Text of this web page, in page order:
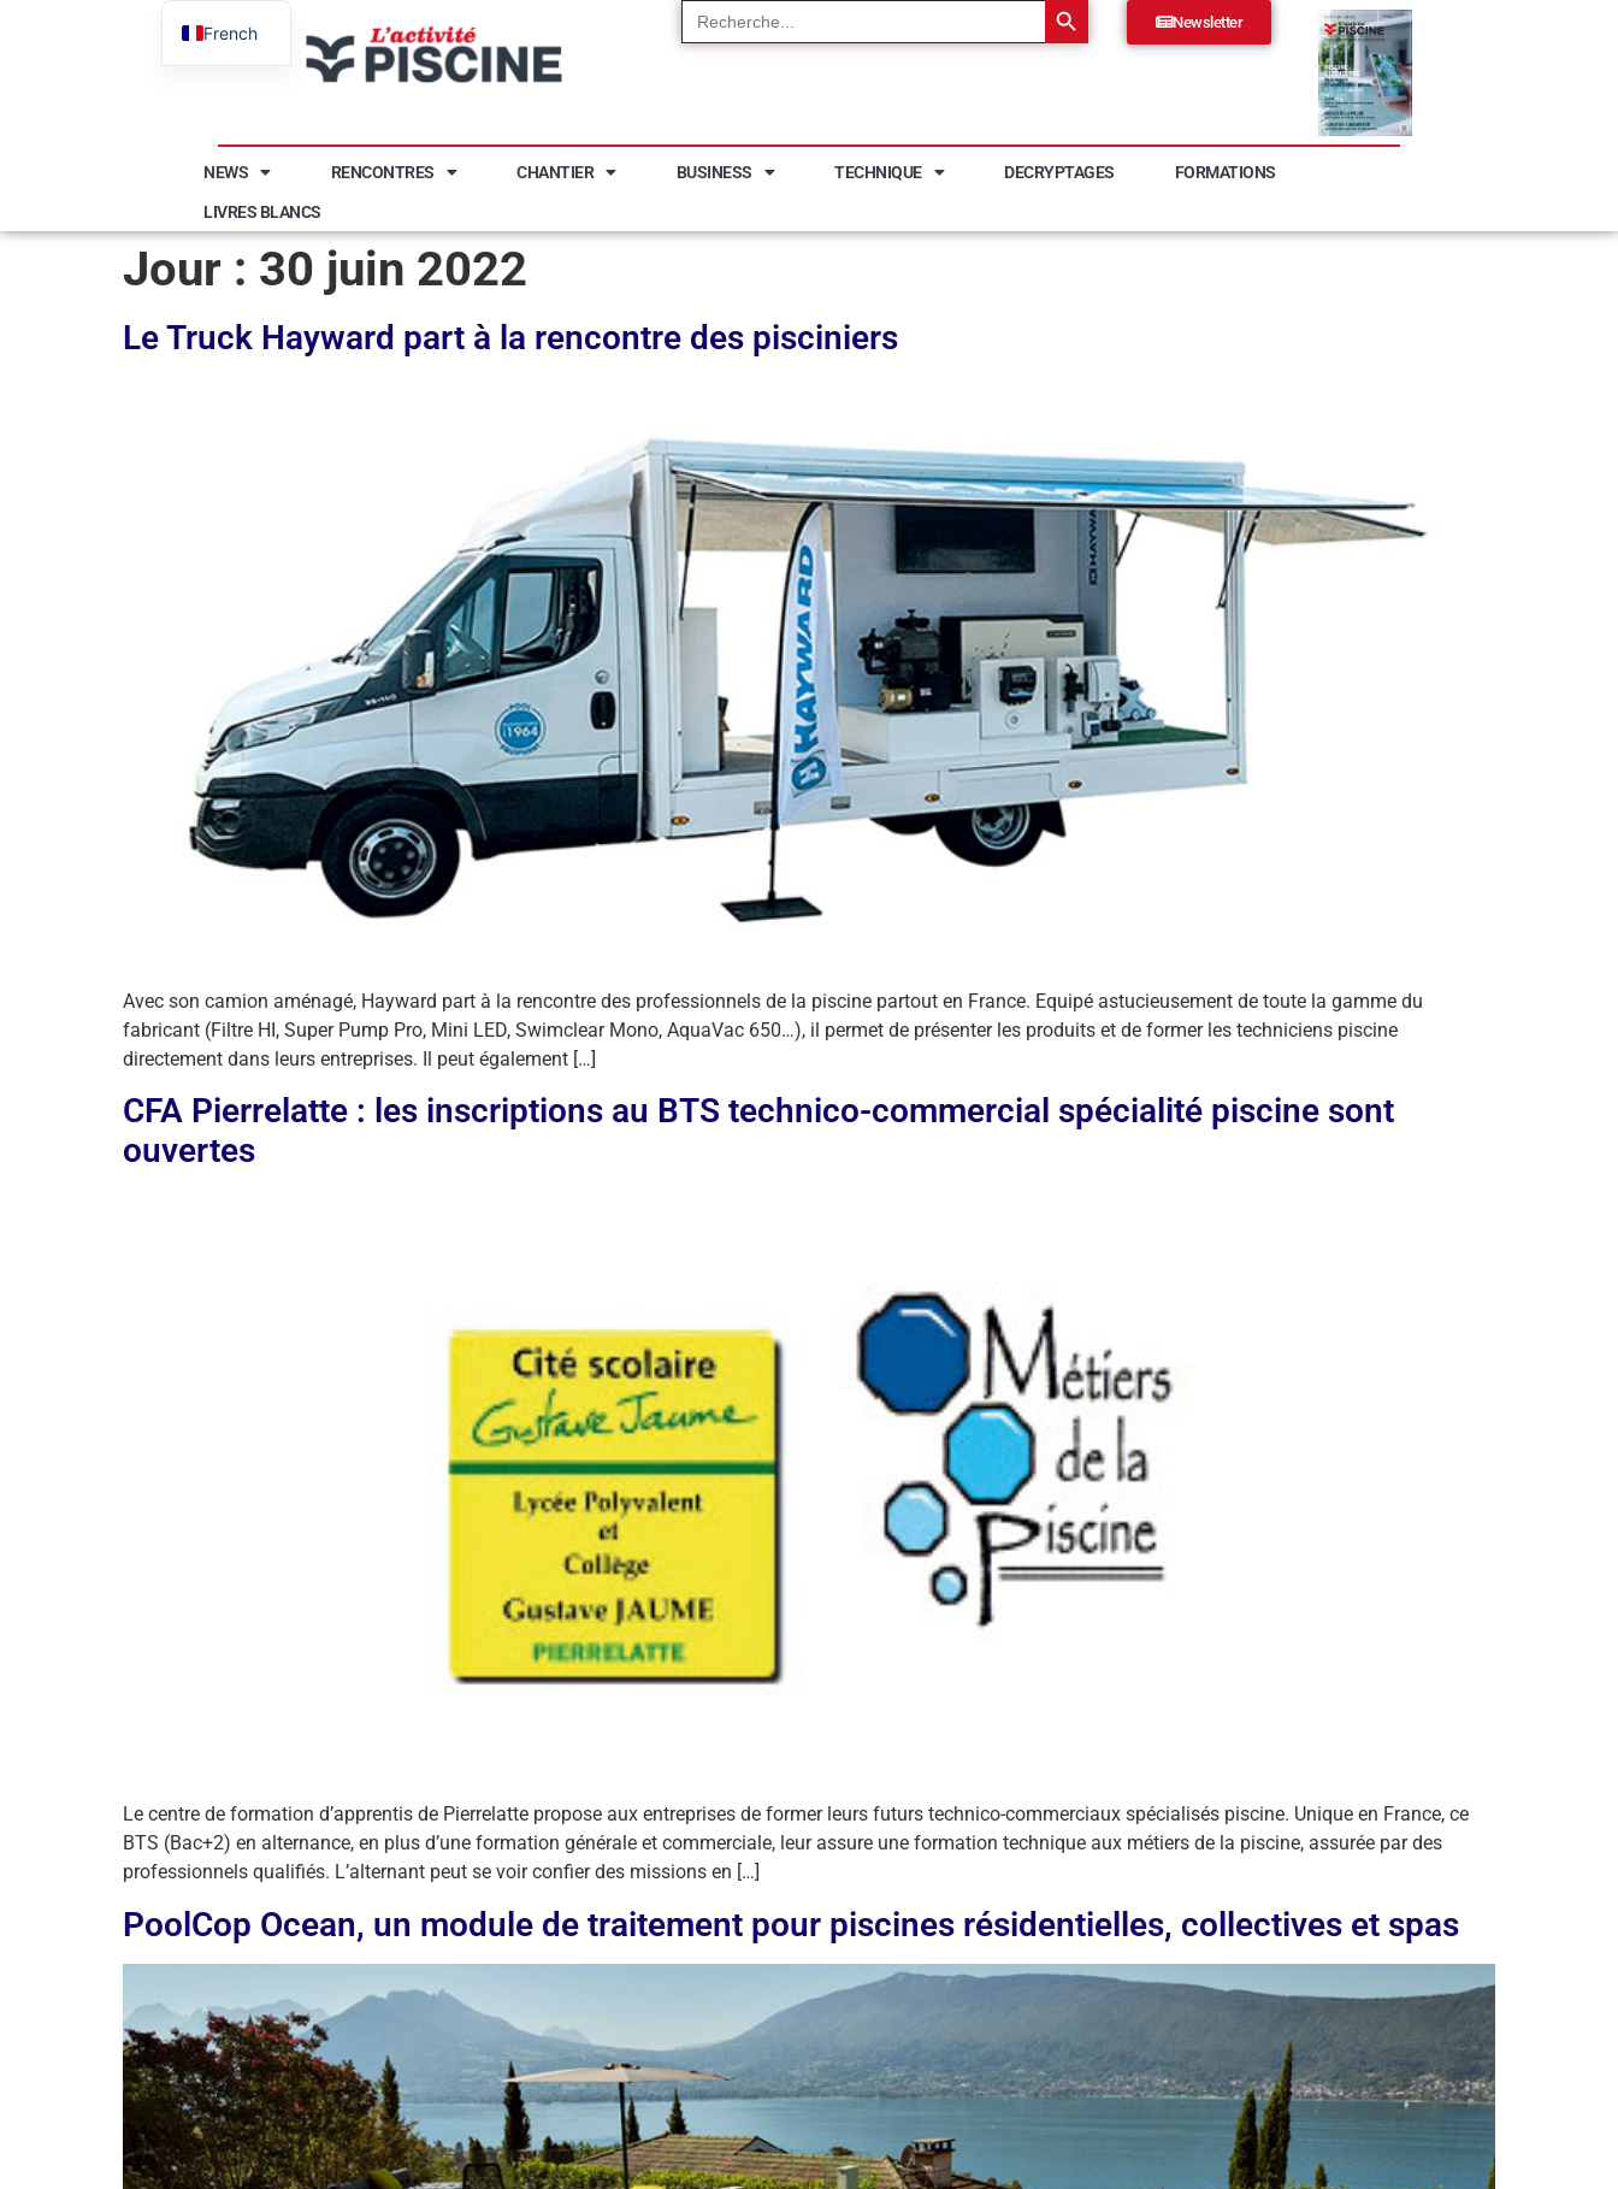
Search
for:
Newsletter
NEWS RENCONTRES CHANTIER BUSINESS TECHNIQUE DECRYPTAGES FORMATIONS
LIVRES BLANCS
Jour : 30 juin 2022
Le Truck Hayward part à la rencontre des pisciniers
Avec son camion aménagé, Hayward part à la rencontre des professionnels de la piscine partout en France. Equipé astucieusement de toute la gamme du
fabricant (Filtre HI, Super Pump Pro, Mini LED, Swimclear Mono, AquaVac 650…), il permet de présenter les produits et de former les techniciens piscine
directement dans leurs entreprises. Il peut également […]
CFA Pierrelatte : les inscriptions au BTS technico-commercial spécialité piscine sont
ouvertes
Le centre de formation d’apprentis de Pierrelatte propose aux entreprises de former leurs futurs technico-commerciaux spécialisés piscine. Unique en France, ce
BTS (Bac+2) en alternance, en plus d’une formation générale et commerciale, leur assure une formation technique aux métiers de la piscine, assurée par des
professionnels qualifiés. L’alternant peut se voir confier des missions en […]
PoolCop Ocean, un module de traitement pour piscines résidentielles, collectives et spas
French